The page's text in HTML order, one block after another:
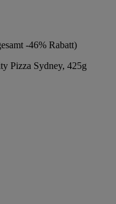
-46% Rabatt)
Pizza Sydney, 425g